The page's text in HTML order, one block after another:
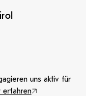
uns aktiv für
erfahren